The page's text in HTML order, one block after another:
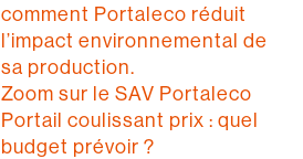
comment Portaleco réduit
l’impact environnemental de
sa production.
Zoom sur le SAV Portaleco
Portail coulissant prix : quel
budget prévoir ?